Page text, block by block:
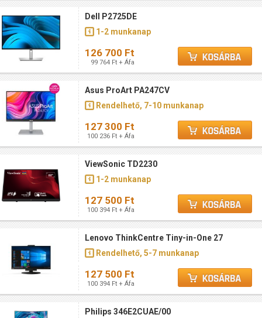
Dell P2725DE
1-2 munkanap
126 700 Ft
99 764 Ft + Áfa
Asus ProArt PA247CV
Rendelhető, 7-10 munkanap
127 300 Ft
100 236 Ft + Áfa
ViewSonic TD2230
1-2 munkanap
127 500 Ft
100 394 Ft + Áfa
Lenovo ThinkCentre Tiny-in-One 27
Rendelhető, 5-7 munkanap
127 500 Ft
100 394 Ft + Áfa
Philips 346E2CUAE/00